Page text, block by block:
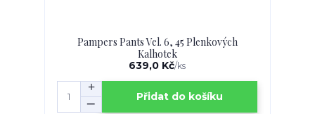
Pampers Pants Vel. 6, 45 Plenkových
Kalhotek
639,0 Kč/ks
Přidat do košíku